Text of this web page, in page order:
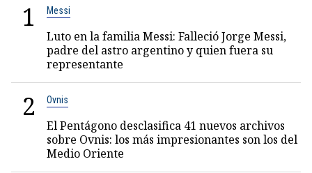
1 Messi
Luto en la familia Messi: Falleció Jorge Messi,
padre del astro argentino y quien fuera su
representante
2 Ovnis
El Pentágono desclasifica 41 nuevos archivos
sobre Ovnis: los más impresionantes son los del
Medio Oriente